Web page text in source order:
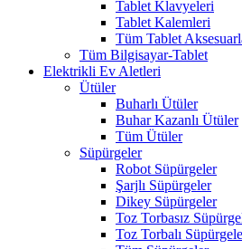
Tablet Klavyeleri
Tablet Kalemleri
Tüm Tablet
Tüm Bilgisayar-Tablet
Elektrikli Ev Aletleri
Ütüler
Buharlı Ütüler
Buhar Kazanlı Ütüler
Tüm Ütüler
Süpürgeler
Robot Süpürgeler
Şarjlı Süpürgeler
Dikey Süpürgeler
Toz Torbasız
Toz Torbalı